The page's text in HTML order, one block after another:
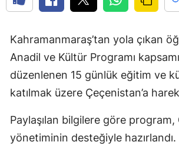
Kahramanmaraş’tan yola çıkan
Anadil ve Kültür Programı
düzenlenen 15 günlük eğitim ve
katılmak üzere Çeçenistan’a
Paylaşılan bilgilere göre
yönetiminin desteğiyle hazırlandı.